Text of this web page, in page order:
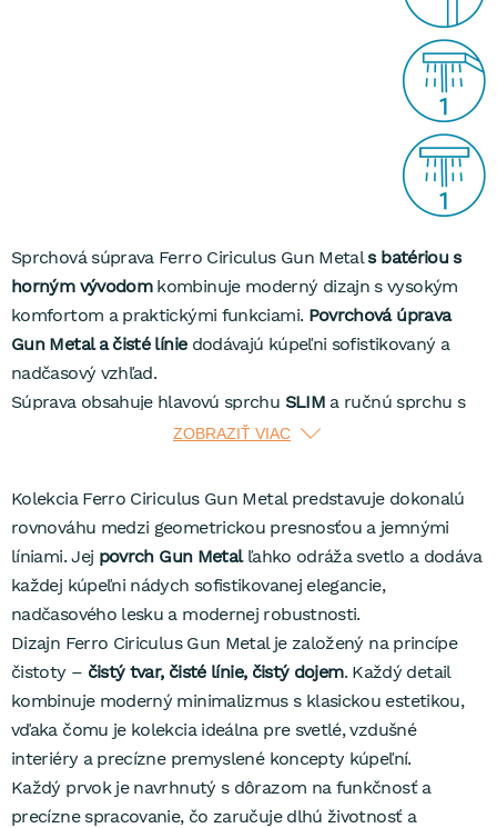
Sprchová súprava Ferro Ciriculus Gun Metals batériou s
horným vývodomkombinuje moderný dizajn s vysokým
komfortom a praktickými funkciami. Povrchová úprava
Gun Metal a čisté líniedodávajú kúpeľni sofistikovaný a
nadčasový vzhľad.
Súprava obsahuje hlavovú sprchu SLIM a ručnú sprchu s
, ktorá sa počas používania nikdy
sprchové hlavice sú vybavené funkciou Easy Clean, ktorá
umožňuje rýchle a jednoduché odstránenie vodného
kameňa a nečistôt z trysiek jednoduchým dotykom prsta,
čo výrazne uľahčuje údržbu a predlžuje životnosť sprchy.
Vysokokvalitné materiály a precízne spracovanie zaručujú
dlhú životnosť a spoľahlivú prevádzku.
Ľahká inštalácia, jednoduchá údržba, servis v domácnosti a
predĺžená 5-ročná záruka
na kartušu poskytujú
maximálny komfort a istotu pri každodennom používaní.
Pre jednotný a štýlový vzhľad celej kúpeľne odporúčame
kombinovať ju s
kúpeľňovými doplnkami Ferro Smile Gun
Metal
ZOBRAZIŤ VIAC
Kolekcia Ferro Ciriculus Gun Metal predstavuje dokonalú
rovnováhu medzi geometrickou presnosťou a jemnými
líniami. Jej povrch Gun Metalľahko odráža svetlo a dodáva
každej kúpeľni nádych sofistikovanej elegancie,
nadčasového lesku a modernej robustnosti.
Dizajn Ferro Ciriculus Gun Metal je založený na princípe
čistoty – čistý tvar, čisté línie, čistý dojem. Každý detail
kombinuje moderný minimalizmus s klasickou estetikou,
vďaka čomu je kolekcia ideálna pre svetlé, vzdušné
interiéry a precízne premyslené koncepty kúpeľní.
Každý prvok je navrhnutý s dôrazom na funkčnosť a
precízne spracovanie, čo zaručuje dlhú životnosť a